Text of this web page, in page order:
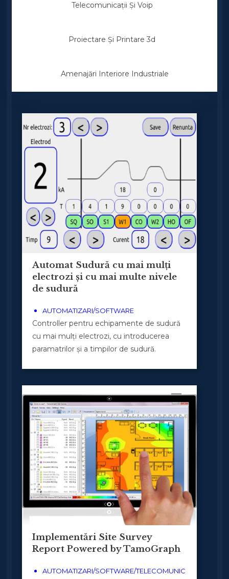
Telecomunicații Și Voip
Proiectare Și Printare 3d
Amenajări Interiore Industriale
Automat Sudură cu mai mulți
electrozi și cu mai multe nivele
de sudură
AUTOMATIZARI/SOFTWARE
Controller pentru echipamente de sudură
cu mai mulți electrozi, cu introducerea
paramatrilor și a timpilor de sudură.
Implementări Site Survey
Report Powered by TamoGraph
AUTOMATIZARI/SOFTWARE/TELECOMUNIC